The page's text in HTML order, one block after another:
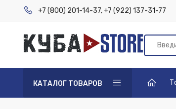
+7 (800) 201-14-37,+7 (922) 137-31-77
КАТАЛОГ ТОВАРОВ